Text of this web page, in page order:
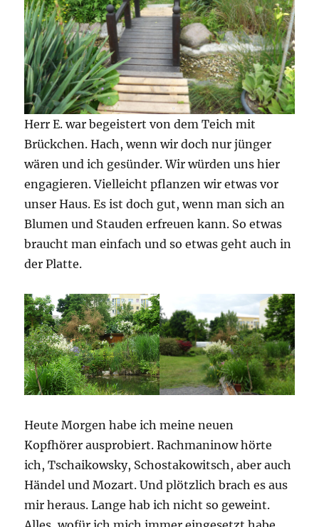
Herr E. war begeistert von dem Teich mit
Brückchen. Hach, wenn wir doch nur jünger
wären und ich gesünder. Wir würden uns hier
engagieren. Vielleicht pflanzen wir etwas vor
unser Haus. Es ist doch gut, wenn man sich an
Blumen und Stauden erfreuen kann. So etwas
braucht man einfach und so etwas geht auch in
der Platte.
Heute Morgen habe ich meine neuen
Kopfhörer ausprobiert. Rachmaninow hörte
ich, Tschaikowsky, Schostakowitsch, aber auch
Händel und Mozart. Und plötzlich brach es aus
mir heraus. Lange hab ich nicht so geweint.